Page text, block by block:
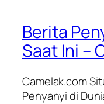
Berita
Saat Ini –
Camelak.com
Penyanyi di